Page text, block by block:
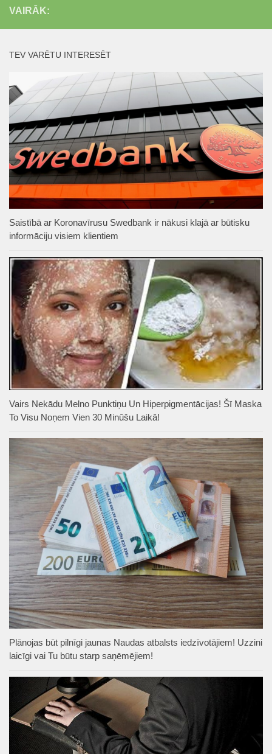
VAIRĀK:
TEV VARĒTU INTERESĒT
Saistībā ar Koronavīrusu Swedbank ir nākusi klajā ar būtisku
informāciju visiem klientiem
Vairs Nekādu Melno Punktiņu Un Hiperpigmentācijas! Šī Maska
To Visu Noņem Vien 30 Minūšu Laikā!
Plānojas būt pilnīgi jaunas Naudas atbalsts iedzīvotājiem! Uzzini
laicīgi vai Tu būtu starp saņēmējiem!